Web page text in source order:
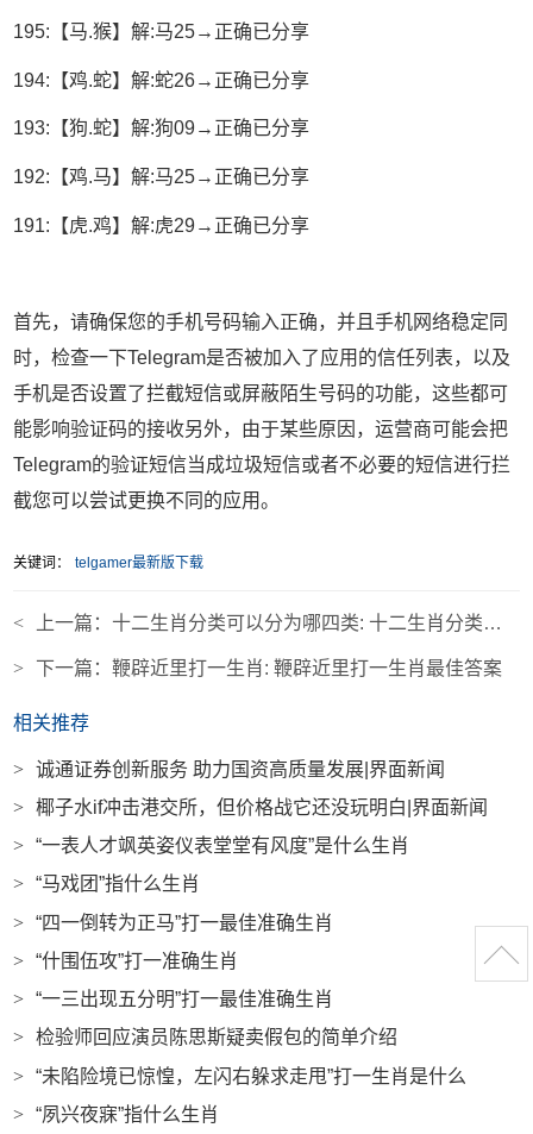
195:【马.猴】解:马25→正确已分享
194:【鸡.蛇】解:蛇26→正确已分享
193:【狗.蛇】解:狗09→正确已分享
192:【鸡.马】解:马25→正确已分享
191:【虎.鸡】解:虎29→正确已分享
首先，请确保您的手机号码输入正确，并且手机网络稳定同
时，检查一下Telegram是否被加入了应用的信任列表，以及
手机是否设置了拦截短信或屏蔽陌生号码的功能，这些都可
能影响验证码的接收另外，由于某些原因，运营商可能会把
Telegram的验证短信当成垃圾短信或者不必要的短信进行拦
截您可以尝试更换不同的应用。
关键词： telgamer最新版下载
< 上一篇： 十二生肖分类可以分为哪四类: 十二生肖分类可以分为哪四类呢
> 下一篇：鞭辟近里打一生肖: 鞭辟近里打一生肖最佳答案
相关推荐
>
诚通证券创新服务 助力国资高质量发展|界面新闻
>
椰子水if冲击港交所，但价格战它还没玩明白|界面新闻
>
“一表人才飒英姿仪表堂堂有风度”是什么生肖
>
“马戏团”指什么生肖
>
“四一倒转为正马”打一最佳准确生肖
>
“什围伍攻”打一准确生肖
>
“一三出现五分明”打一最佳准确生肖
>
检验师回应演员陈思斯疑卖假包的简单介绍
>
“未陷险境已惊惶，左闪右躲求走甩”打一生肖是什么
>
“夙兴夜寐”指什么生肖